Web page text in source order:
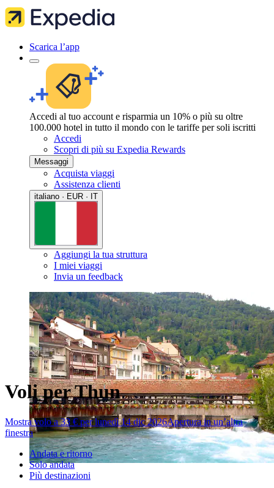
Scarica l’app
Accedi al tuo account e risparmia un 10% o più su oltre
100.000 hotel in tutto il mondo con le tariffe per soli iscritti
Accedi
Scopri di più su Expedia Rewards
Messaggi
Acquista viaggi
Assistenza clienti
italiano · EUR · IT
Aggiungi la tua struttura
I miei viaggi
Invia un feedback
Voli per Thun
Mostra volo a 33 € per lunedì 14 dic 2026Apertura in un’altra
finestra
Andata e ritorno
Solo andata
Più destinazioni